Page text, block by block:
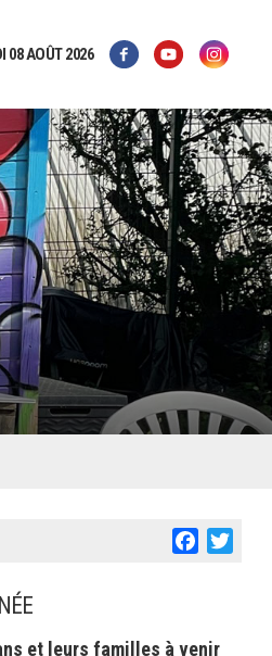
08 AOÛT 2026
Facebook
et leurs familles à venir